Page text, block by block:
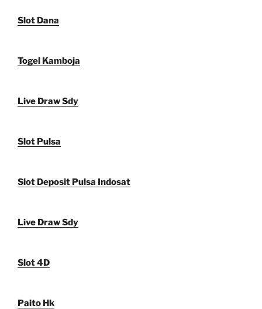
Slot Dana
Togel Kamboja
Live Draw Sdy
Slot Pulsa
Slot Deposit Pulsa Indosat
Live Draw Sdy
Slot 4D
Paito Hk